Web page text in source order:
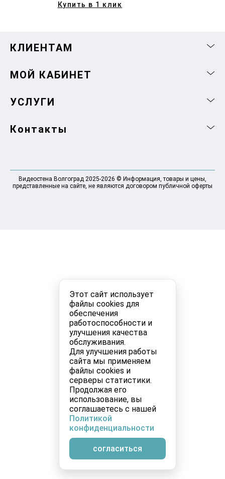
Этот сайт использует
файлы cookies для
обеспечения
работоспособности и
улучшения качества
обслуживания.
Для улучшения работы
сайта мы применяем
файлы cookies и
серверы статистики.
Продолжая его
использование, вы
соглашаетесь с нашей
Политикой
конфиденциальности
согласиться
Купить в 1 клик
КЛИЕНТАМ
МОЙ КАБИНЕТ
УСЛУГИ
Контакты
Видеостена Волгоград 2025-2026 © Информация, товары и цены,
представленные на сайте, не являются договором публичной оферты